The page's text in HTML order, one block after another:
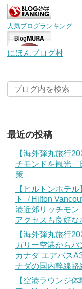
人気ブログランキング
にほんブログ村
最近の投稿
【海外弾丸旅行
チモンドを観光
策
【ヒルトンホテ
ト（Hilton
港近郊リッチモン
アクセスも良好な
【海外弾丸旅行
ガリー空港から
カナダ エアバス
ナダの国内幹線路
【空港ラウンジ